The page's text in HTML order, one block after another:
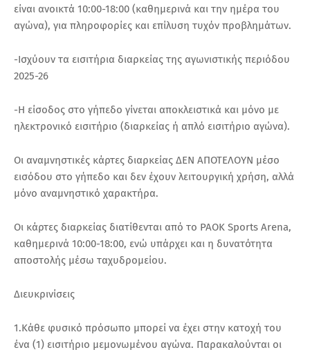
είναι ανοικτά 10:00-18:00 (καθημερινά και την ημέρα του
αγώνα), για πληροφορίες και επίλυση τυχόν προβλημάτων.
-Ισχύουν τα εισιτήρια διαρκείας της αγωνιστικής περιόδου
2025-26
-Η είσοδος στο γήπεδο γίνεται αποκλειστικά και μόνο με
ηλεκτρονικό εισιτήριο (διαρκείας ή απλό εισιτήριο αγώνα).
Οι αναμνηστικές κάρτες διαρκείας ΔΕΝ ΑΠΟΤΕΛΟΥΝ μέσο
εισόδου στο γήπεδο και δεν έχουν λειτουργική χρήση, αλλά
μόνο αναμνηστικό χαρακτήρα.
Οι κάρτες διαρκείας διατίθενται από το PAOK Sports Arena,
καθημερινά 10:00-18:00, ενώ υπάρχει και η δυνατότητα
αποστολής μέσω ταχυδρομείου.
Διευκρινίσεις
1.Κάθε φυσικό πρόσωπο μπορεί να έχει στην κατοχή του
ένα (1) εισιτήριο μεμονωμένου αγώνα. Παρακαλούνται οι